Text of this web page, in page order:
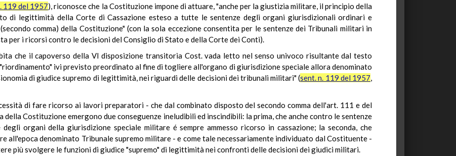
119 del 1957), riconosce che la Costituzione impone di attuare, "anche per la giustizia militare, il principio della
di legittimità della Corte di Cassazione esteso a tutte le sentenze degli organi giurisdizionali ordinari e
comma) della Costituzione" (con la sola eccezione consentita per le sentenze dei Tribunali militari in
per i ricorsi contro le decisioni del Consiglio di Stato e della Corte dei Conti).
che il capoverso della VI disposizione transitoria Cost. vada letto nel senso univoco risultante dal testo
ivi previsto preordinato al fine di togliere all'organo di giurisdizione speciale allora denominato
di giudice supremo di legittimità, nei riguardi delle decisioni dei tribunali militari" (sent. n. 119 del 1957,
di fare ricorso ai lavori preparatori - che dal combinato disposto del secondo comma dell'art. 111 e del
Costituzione emergono due conseguenze ineludibili ed inscindibili: la prima, che anche contro le sentenze
organi della giurisdizione speciale militare é sempre ammesso ricorso in cassazione; la seconda, che
all'epoca denominato Tribunale supremo militare - e come tale necessariamente individuato dal Costituente -
più svolgere le funzioni di giudice "supremo" di legittimità nei confronti delle decisioni dei giudici militari.